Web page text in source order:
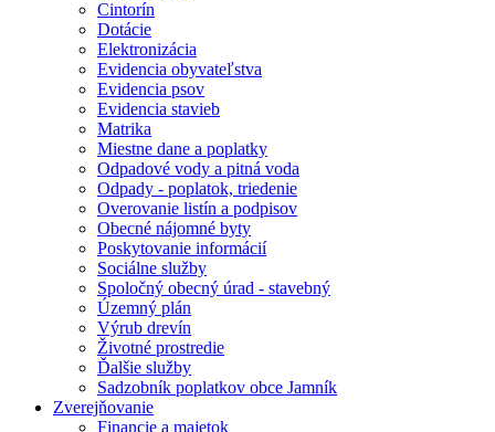
Cintorín
Dotácie
Elektronizácia
Evidencia obyvateľstva
Evidencia psov
Evidencia stavieb
Matrika
Miestne dane a poplatky
Odpadové vody a pitná voda
Odpady - poplatok, triedenie
Overovanie listín a podpisov
Obecné nájomné byty
Poskytovanie informácií
Sociálne služby
Spoločný obecný úrad - stavebný
Územný plán
Výrub drevín
Životné prostredie
Ďalšie služby
Sadzobník poplatkov obce Jamník
Zverejňovanie
Financie a majetok